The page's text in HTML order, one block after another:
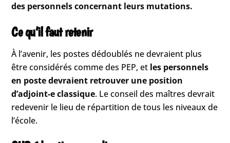
des personnels concernant leurs mutations.
Ce qu’il faut retenir
À l’avenir, les postes dédoublés ne devraient plus
être considérés comme des PEP, et les personnels
en poste devraient retrouver une position
d’adjoint-e classique. Le conseil des maîtres devrait
redevenir le lieu de répartition de tous les niveaux de
l’école.